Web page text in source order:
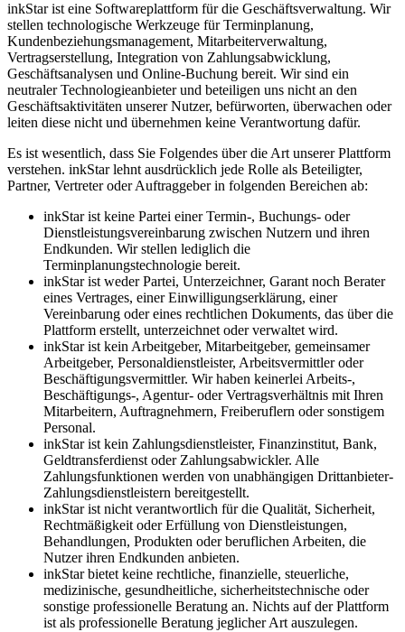
inkStar ist eine Softwareplattform für die Geschäftsverwaltung. Wir
stellen technologische Werkzeuge für Terminplanung,
Kundenbeziehungsmanagement, Mitarbeiterverwaltung,
Vertragserstellung, Integration von Zahlungsabwicklung,
Geschäftsanalysen und Online-Buchung bereit. Wir sind ein
neutraler Technologieanbieter und beteiligen uns nicht an den
Geschäftsaktivitäten unserer Nutzer, befürworten, überwachen oder
leiten diese nicht und übernehmen keine Verantwortung dafür.
Es ist wesentlich, dass Sie Folgendes über die Art unserer Plattform
verstehen. inkStar lehnt ausdrücklich jede Rolle als Beteiligter,
Partner, Vertreter oder Auftraggeber in folgenden Bereichen ab:
inkStar ist keine Partei einer Termin-, Buchungs- oder
Dienstleistungsvereinbarung zwischen Nutzern und ihren
Endkunden. Wir stellen lediglich die
Terminplanungstechnologie bereit.
inkStar ist weder Partei, Unterzeichner, Garant noch Berater
eines Vertrages, einer Einwilligungserklärung, einer
Vereinbarung oder eines rechtlichen Dokuments, das über die
Plattform erstellt, unterzeichnet oder verwaltet wird.
inkStar ist kein Arbeitgeber, Mitarbeitgeber, gemeinsamer
Arbeitgeber, Personaldienstleister, Arbeitsvermittler oder
Beschäftigungsvermittler. Wir haben keinerlei Arbeits-,
Beschäftigungs-, Agentur- oder Vertragsverhältnis mit Ihren
Mitarbeitern, Auftragnehmern, Freiberuflern oder sonstigem
Personal.
inkStar ist kein Zahlungsdienstleister, Finanzinstitut, Bank,
Geldtransferdienst oder Zahlungsabwickler. Alle
Zahlungsfunktionen werden von unabhängigen Drittanbieter-
Zahlungsdienstleistern bereitgestellt.
inkStar ist nicht verantwortlich für die Qualität, Sicherheit,
Rechtmäßigkeit oder Erfüllung von Dienstleistungen,
Behandlungen, Produkten oder beruflichen Arbeiten, die
Nutzer ihren Endkunden anbieten.
inkStar bietet keine rechtliche, finanzielle, steuerliche,
medizinische, gesundheitliche, sicherheitstechnische oder
sonstige professionelle Beratung an. Nichts auf der Plattform
ist als professionelle Beratung jeglicher Art auszulegen.